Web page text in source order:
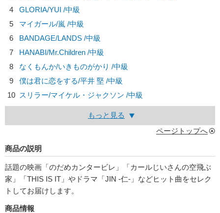
4
GLORIA/YUI /中級
5
マイガール/嵐 /中級
6
BANDAGE/LANDS /中級
7
HANABI/Mr.Children /中級
8
なくもんか/いきものがかり /中級
9
僕は君に恋をする/平井 堅 /中級
10 スリラー/マイケル・ジャクソン /中級
もっと見る
ページトップへ
商品の説明
話題の映画「のだめカンタービレ」「カールじいさんの空飛ぶ
家」「THIS IS IT」やドラマ「JIN -仁-」などヒット曲をセレク
トしてお届けします。
商品情報